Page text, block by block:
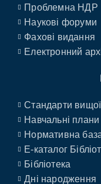
Проблемна НДР
Наукові форуми
Фахові видання
Електронний
Стандарти вищої
Навчальні плани
Нормативна
E-каталог
Бібліотека
Дні народження